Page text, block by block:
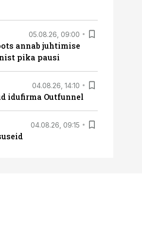
05.08.26, 09:00
annab juhtimise
pika pausi
04.08.26, 14:10
idufirma Outfunnel
04.08.26, 09:15